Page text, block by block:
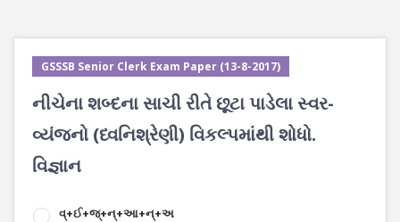
GSSSB Senior Clerk Exam Paper (13-8-2017)
નીચેના શબ્દના સાચી રીતે છૂટા પાડેલા સ્વર-
વ્યંજનો (ધ્વનિશ્રેણી) વિકલ્પમાંથી શોધો.
વિજ્ઞાન
વ્+ઈ+જ્+ન્+આ+ન્+અ